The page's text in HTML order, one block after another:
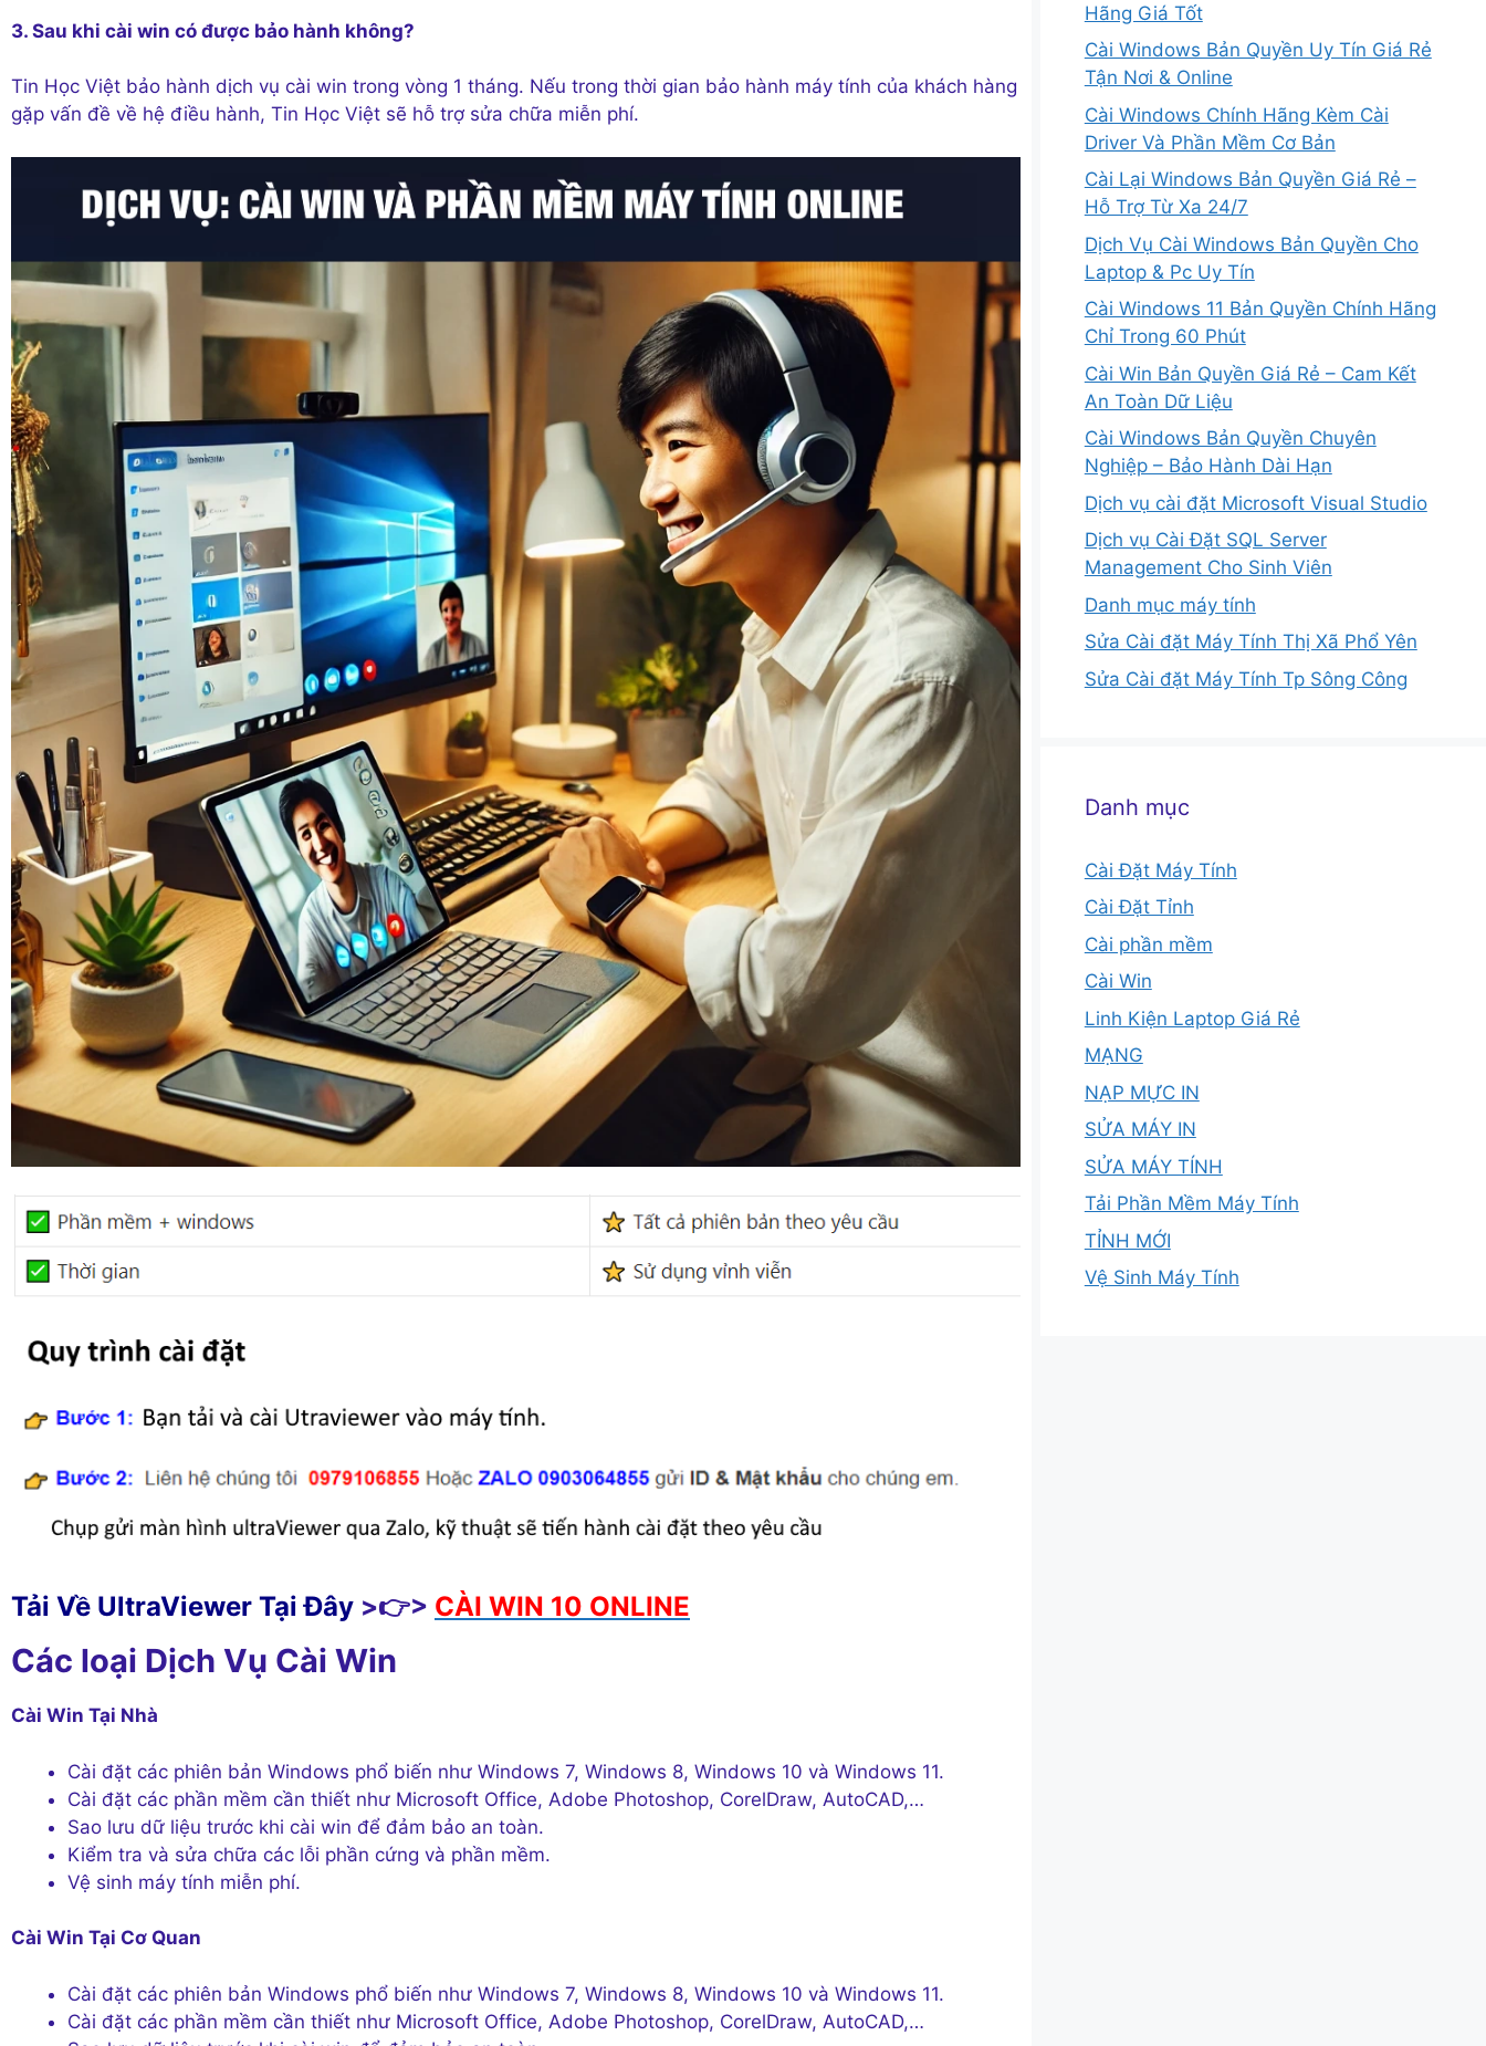
3. Sau khi cài win có được bảo hành không?
Tin Học Việt bảo hành dịch vụ cài win trong vòng 1 tháng. Nếu trong thời gian bảo hành máy tính của khách hàng
gặp vấn đề về hệ điều hành, Tin Học Việt sẽ hỗ trợ sửa chữa miễn phí.
Tải Về UltraViewer Tại Đây >👉> CÀI WIN 10 ONLINE
Các loại Dịch Vụ Cài Win
Cài Win Tại Nhà
Cài đặt các phiên bản Windows phổ biến như Windows 7, Windows 8, Windows 10 và Windows 11.
Cài đặt các phần mềm cần thiết như Microsoft Office, Adobe Photoshop, CorelDraw, AutoCAD,…
Sao lưu dữ liệu trước khi cài win để đảm bảo an toàn.
Kiểm tra và sửa chữa các lỗi phần cứng và phần mềm.
Vệ sinh máy tính miễn phí.
Cài Win Tại Cơ Quan
Cài đặt các phiên bản Windows phổ biến như Windows 7, Windows 8, Windows 10 và Windows 11.
Cài đặt các phần mềm cần thiết như Microsoft Office, Adobe Photoshop, CorelDraw, AutoCAD,…
Hãng Giá Tốt
Cài Windows Bản Quyền Uy Tín Giá Rẻ
Tận Nơi & Online
Cài Windows Chính Hãng Kèm Cài
Driver Và Phần Mềm Cơ Bản
Cài Lại Windows Bản Quyền Giá Rẻ –
Hỗ Trợ Từ Xa 24/7
Dịch Vụ Cài Windows Bản Quyền Cho
Laptop & Pc Uy Tín
Cài Windows 11 Bản Quyền Chính Hãng
Chỉ Trong 60 Phút
Cài Win Bản Quyền Giá Rẻ – Cam Kết
An Toàn Dữ Liệu
Cài Windows Bản Quyền Chuyên
Nghiệp – Bảo Hành Dài Hạn
Dịch vụ cài đặt Microsoft Visual Studio
Dịch vụ Cài Đặt SQL Server
Management Cho Sinh Viên
Danh mục máy tính
Sửa Cài đặt Máy Tính Thị Xã Phổ Yên
Sửa Cài đặt Máy Tính Tp Sông Công
Danh mục
Cài Đặt Máy Tính
Cài Đặt Tỉnh
Cài phần mềm
Cài Win
Linh Kiện Laptop Giá Rẻ
MẠNG
NẠP MỰC IN
SỬA MÁY IN
SỬA MÁY TÍNH
Tải Phần Mềm Máy Tính
TỈNH MỚI
Vệ Sinh Máy Tính